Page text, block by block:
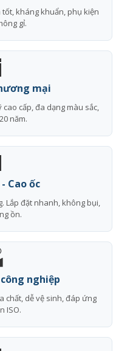
kháng khuẩn, phụ kiện
gỉ.
mại
cấp, đa dạng màu sắc,
năm.
Cao ốc
Lắp đặt nhanh, không bụi,
ồn.
nghiệp
chất, dễ vệ sinh, đáp ứng
ISO.